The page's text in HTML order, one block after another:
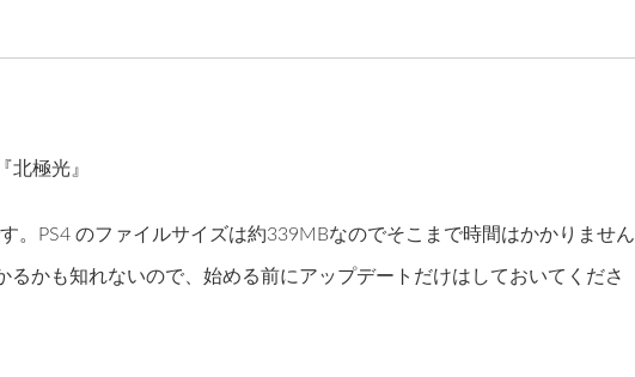
北極光』
。PS4 のファイルサイズは約339MBなのでそこまで時間はかかりません
るかも知れないので、始める前にアップデートだけはしておいてくださ